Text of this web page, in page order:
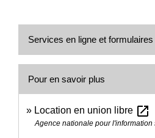
Services en ligne et formulaires
Pour en savoir plus
Location en union libre open_in_new
Agence nationale pour